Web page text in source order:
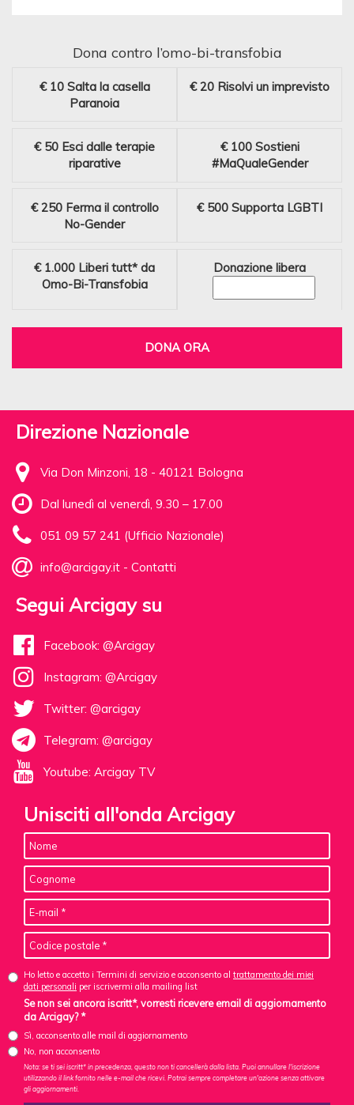
Dona contro l’omo-bi-transfobia
€ 10 Salta la casella
Paranoia
€ 20 Risolvi un imprevisto
€ 50 Esci dalle terapie
riparative
€ 100 Sostieni
#MaQualeGender
€ 250 Ferma il controllo
No-Gender
€ 500 Supporta LGBTI
€ 1.000 Liberi tutt* da
Omo-Bi-Transfobia
Donazione libera
DONA ORA
Direzione Nazionale
Via Don Minzoni, 18 - 40121 Bologna
Dal lunedì al venerdì, 9.30 – 17.00
051 09 57 241 (Ufficio Nazionale)
info@arcigay.it - Contatti
Segui Arcigay su
Facebook: @Arcigay
Instagram: @Arcigay
Twitter: @arcigay
Telegram: @arcigay
Youtube: Arcigay TV
Unisciti all'onda Arcigay
Ho letto e accetto i Termini di servizio e acconsento al trattamento dei miei
dati personali per iscrivermi alla mailing list
Se non sei ancora iscritt*, vorresti ricevere email di aggiornamento
da Arcigay? *
Sì, acconsento alle mail di aggiornamento
No, non acconsento
Nota: se ti sei iscritt* in precedenza, questo non ti cancellerà dalla lista. Puoi annullare l'iscrizione
utilizzando il link fornito nelle e-mail che ricevi. Potrai sempre completare un'azione senza attivare
gli aggiornamenti.